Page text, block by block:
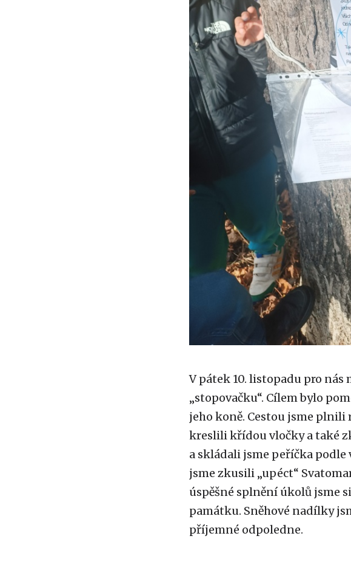
V pátek 10. listopadu pro
„stopovačku“. Cílem bylo
jeho koně. Cestou jsme
kreslili křídou vločky a také
a skládali jsme peříčka
jsme zkusili „upéct“
úspěšné splnění úkolů jsme
památku. Sněhové nadílky
příjemné odpoledne.